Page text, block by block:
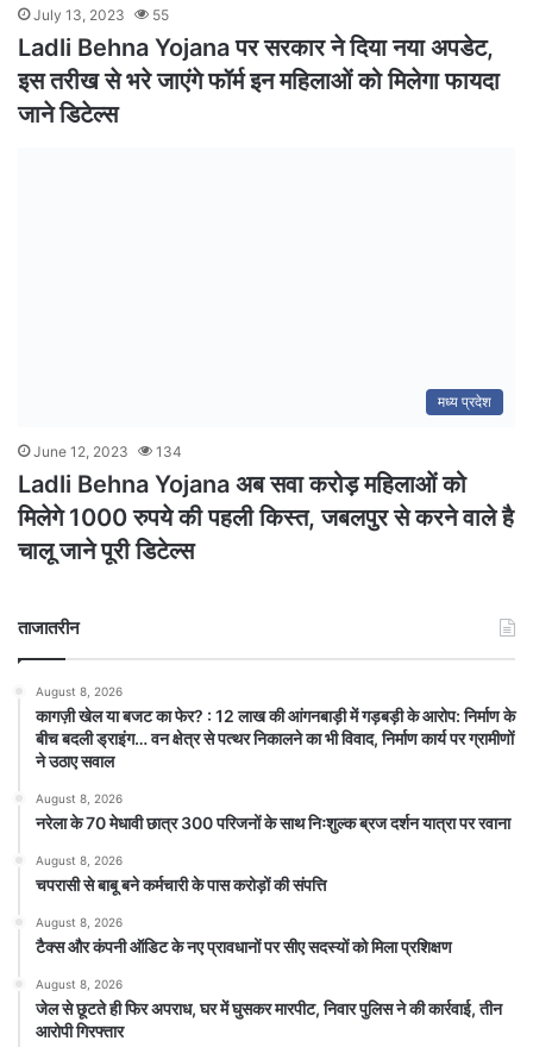
July 13, 2023 55
Ladli Behna Yojana पर सरकार ने दिया नया अपडेट,
इस तरीख से भरे जाएंगे फॉर्म इन महिलाओं को मिलेगा फायदा
जाने डिटेल्स
मध्य प्रदेश
June 12, 2023 134
Ladli Behna Yojana अब सवा करोड़ महिलाओं को
मिलेगे 1000 रुपये की पहली किस्त, जबलपुर से करने वाले है
चालू जाने पूरी डिटेल्स
ताजातरीन
August 8, 2026
कागज़ी खेल या बजट का फेर? : 12 लाख की आंगनबाड़ी में गड़बड़ी के आरोप: निर्माण के
बीच बदली ड्राइंग… वन क्षेत्र से पत्थर निकालने का भी विवाद, निर्माण कार्य पर ग्रामीणों
ने उठाए सवाल
August 8, 2026
नरेला के 70 मेधावी छात्र 300 परिजनों के साथ निःशुल्क ब्रज दर्शन यात्रा पर रवाना
August 8, 2026
चपरासी से बाबू बने कर्मचारी के पास करोड़ों की संपत्ति
August 8, 2026
टैक्स और कंपनी ऑडिट के नए प्रावधानों पर सीए सदस्यों को मिला प्रशिक्षण
August 8, 2026
जेल से छूटते ही फिर अपराध, घर में घुसकर मारपीट, निवार पुलिस ने की कार्रवाई, तीन
आरोपी गिरफ्तार